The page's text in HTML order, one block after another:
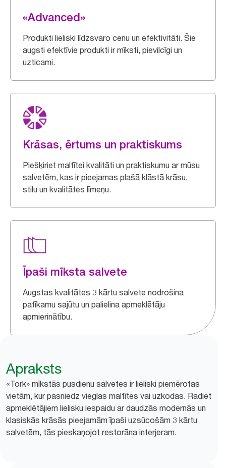
«Advanced»
Produkti lieliski līdzsvaro cenu un efektivitāti. Šie
augsti efektīvie produkti ir mīksti, pievilcīgi un
uzticami.
Krāsas, ērtums un praktiskums
Piešķiriet maltītei kvalitāti un praktiskumu ar mūsu
salvetēm, kas ir pieejamas plašā klāstā krāsu,
stilu un kvalitātes līmeņu.
Īpaši mīksta salvete
Augstas kvalitātes 3 kārtu salvete nodrošina
patīkamu sajūtu un palielina apmeklētāju
apmierinātību.
Apraksts
«Tork» mīkstās pusdienu salvetes ir lieliski piemērotas
vietām, kur pasniedz vieglas maltītes vai uzkodas. Radiet
apmeklētājiem lielisku iespaidu ar daudzās modernās un
klasiskās krāsās pieejamām īpaši uzsūcošām 3 kārtu
salvetēm, tās pieskaņojot restorāna interjeram.